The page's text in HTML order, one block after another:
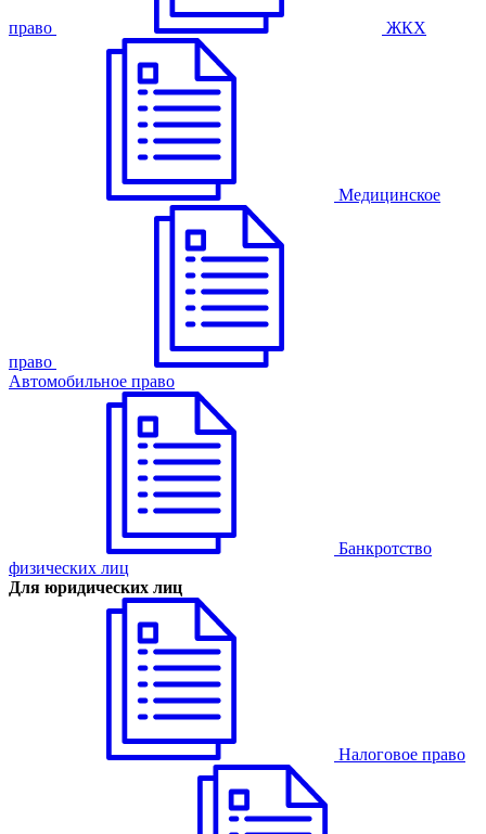
право ЖКХ
Медицинское
право
Автомобильное право
Банкротство
физических лиц
Для юридических лиц
Налоговое право